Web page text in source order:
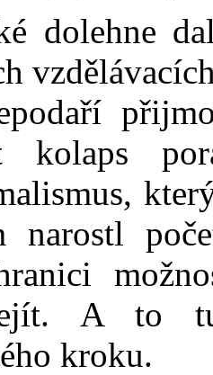
dolehne
kolaps
A to
kroku.